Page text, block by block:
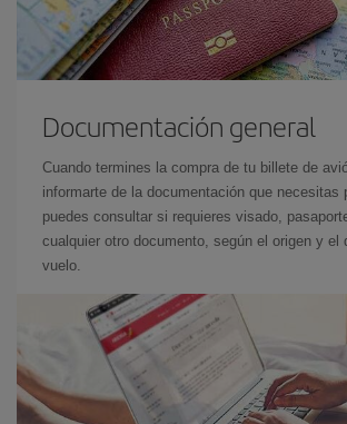
Documentación general
Cuando termines la compra de tu billete de
informarte de la documentación que necesitas
puedes consultar si requieres visado,
cualquier otro documento, según el origen y el
vuelo.